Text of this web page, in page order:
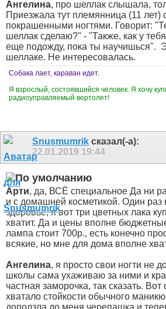
Ангелина, про шеллак слышала,
Приезжала тут племянница (11 лет)
покрашенными ногтями. Говорит:
шеллак сделаю?" - "Также, как у
еще подожду, пока ты научишься".
шеллаке. Не интересовалась.
Собака лает, караван идет.
Я взрослый, состоявшийся человек. Я хочу
радиоуправляемый вертолет!
Snusmumrik сказал(-а):
22.01.2019 19:44
Арти, да, ВСЁ специальное Да ни
и с домашней косметикой. Один раз
здоровье, я вот три цветных лака
хватит. Да и цены вполне
лампа стоит 700р., есть конечно
всякие, но мне для дома вполне
Ангелина, я просто свои ногти не
школы сама ухаживаю за ними и
частная заморочка, так сказать.
хватало стойкости обычного